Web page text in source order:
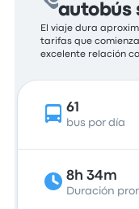
autobús
El viaje dura
tarifas que
excelente relación
61
bus por día
8h 34m
Duración